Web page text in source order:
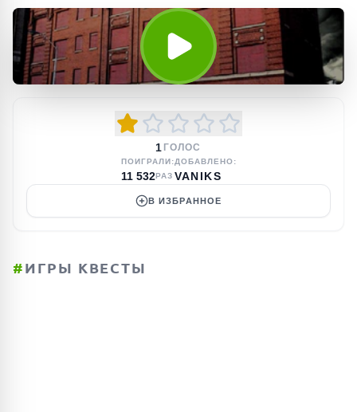
1 ГОЛОС
ПОИГРАЛИ:
11 532РАЗ
ДОБАВЛЕНО:
VANIKS
В ИЗБРАННОЕ
#ИГРЫ КВЕСТЫ